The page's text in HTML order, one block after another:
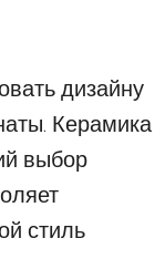
дизайну
Керамика
выбор
стиль